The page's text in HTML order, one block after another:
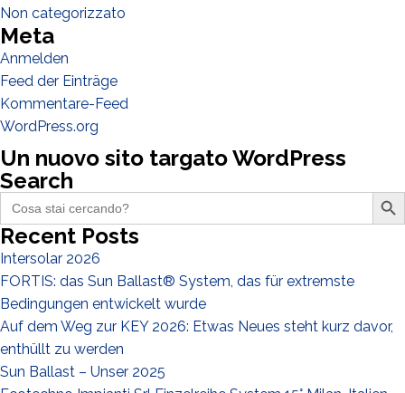
Non categorizzato
Meta
Anmelden
Feed der Einträge
Kommentare-Feed
WordPress.org
Un nuovo sito targato WordPress
Search
Search
for:
Search Button
Recent Posts
Intersolar 2026
FORTIS: das Sun Ballast® System, das für extremste
Bedingungen entwickelt wurde
Auf dem Weg zur KEY 2026: Etwas Neues steht kurz davor,
enthüllt zu werden
Sun Ballast – Unser 2025
Ich habe die
sie*